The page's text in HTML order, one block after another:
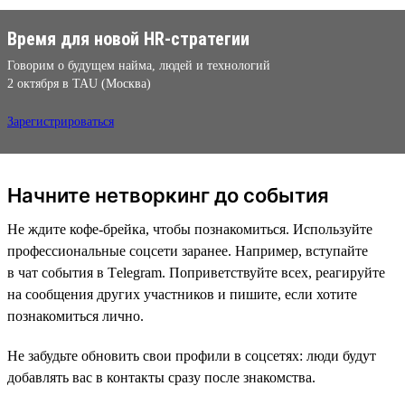
Время для новой HR-стратегии
Говорим о будущем найма, людей и технологий
2 октября в TAU (Москва)
Зарегистрироваться
Начните нетворкинг до события
Не ждите кофе-брейка, чтобы познакомиться. Используйте
профессиональные соцсети заранее. Например, вступайте
в чат события в Тelegram. Поприветствуйте всех, реагируйте
на сообщения других участников и пишите, если хотите
познакомиться лично.
Не забудьте обновить свои профили в соцсетях: люди будут
добавлять вас в контакты сразу после знакомства.